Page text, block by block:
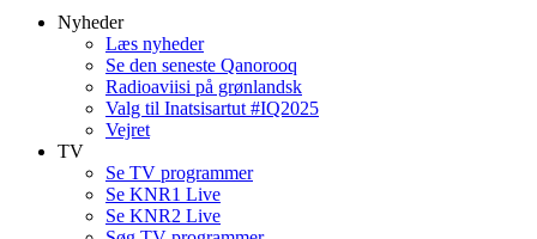
Nyheder
Læs nyheder
Se den seneste Qanorooq
Radioaviisi på grønlandsk
Valg til Inatsisartut #IQ2025
Vejret
TV
Se TV programmer
Se KNR1 Live
Se KNR2 Live